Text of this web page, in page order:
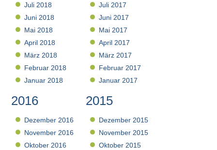
Juli 2018
Juni 2018
Mai 2018
April 2018
März 2018
Februar 2018
Januar 2018
Juli 2017
Juni 2017
Mai 2017
April 2017
März 2017
Februar 2017
Januar 2017
2016
Dezember 2016
November 2016
Oktober 2016
2015
Dezember 2015
November 2015
Oktober 2015